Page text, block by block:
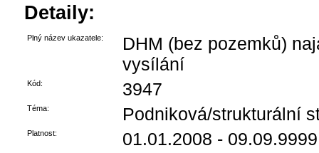
Detaily:
Plný název ukazatele:
DHM (bez pozemků)
vysílání
Kód: 3947
Téma: Podniková/strukturální
Platnost: 01.01.2008 - 09.09.9999